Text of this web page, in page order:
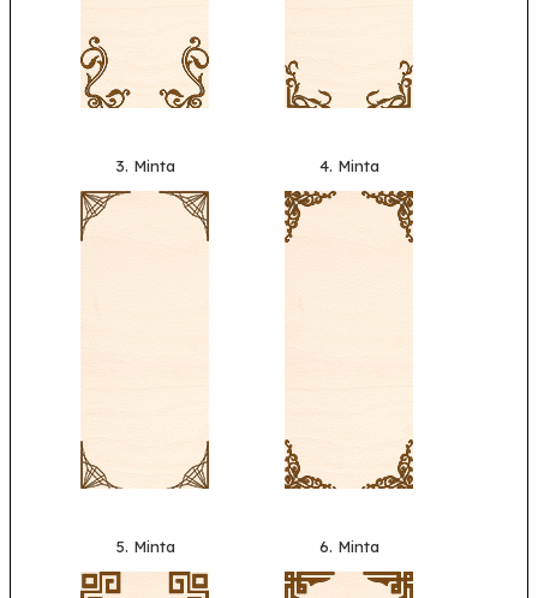
3. Minta 4. Minta
5. Minta 6. Minta